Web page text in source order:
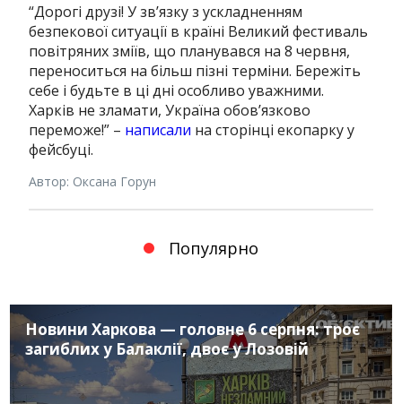
“Дорогі друзі! У зв’язку з ускладненням
безпекової ситуації в країні Великий фестиваль
повітряних зміїв, що планувався на 8 червня,
переноситься на більш пізні терміни. Бережіть
себе і будьте в ці дні особливо уважними.
Харків не зламати, Україна обов’язково
переможе!” – написали на сторінці екопарку у
фейсбуці.
Автор: Оксана Горун
Популярно
Новини Харкова — головне 6 серпня: троє
загиблих у Балаклії, двоє у Лозовій